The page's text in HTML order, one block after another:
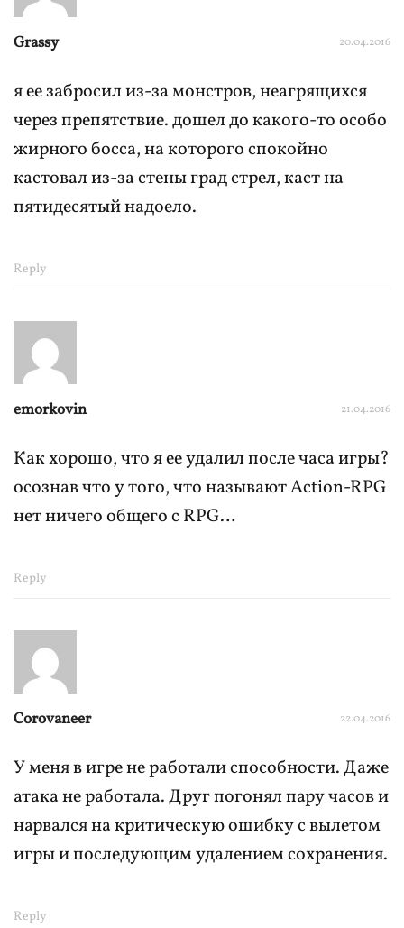
Grassy 20.04.2016
я ее забросил из-за монстров, неагрящихся
через препятствие. дошел до какого-то особо
жирного босса, на которого спокойно
кастовал из-за стены град стрел, каст на
пятидесятый надоело.
Reply
emorkovin 21.04.2016
Как хорошо, что я ее удалил после часа игры?
осознав что у того, что называют Action-RPG
нет ничего общего с RPG…
Reply
Corovaneer 22.04.2016
У меня в игре не работали способности. Даже
атака не работала. Друг погонял пару часов и
нарвался на критическую ошибку с вылетом
игры и последующим удалением сохранения.
Reply